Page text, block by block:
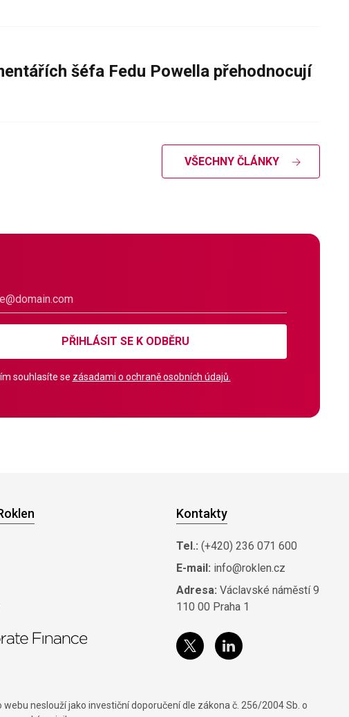
šéfa Fedu Powella přehodnocují
VŠECHNY ČLÁNKY
PŘIHLÁSIT SE K ODBĚRU
souhlasíte se zásadami o ochraně osobních údajů.
Kontakty
Tel.: (+420) 236 071 600
E-mail: info@roklen.cz
Adresa: Václavské náměstí 9
110 00 Praha 1
neslouží jako investiční doporučení dle zákona č. 256/2004 Sb. o